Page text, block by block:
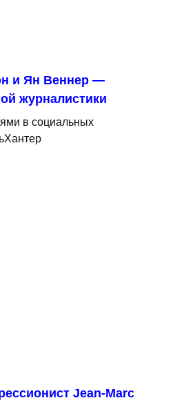
и Ян Веннер —
журналистики
в социальных
Jean-Marc